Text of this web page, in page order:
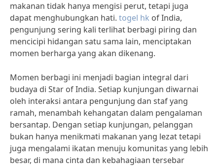
makanan tidak hanya mengisi perut, tetapi juga
dapat menghubungkan hati. togel hk of India,
pengunjung sering kali terlihat berbagi piring dan
mencicipi hidangan satu sama lain, menciptakan
momen berharga yang akan dikenang.
Momen berbagi ini menjadi bagian integral dari
budaya di Star of India. Setiap kunjungan diwarnai
oleh interaksi antara pengunjung dan staf yang
ramah, menambah kehangatan dalam pengalaman
bersantap. Dengan setiap kunjungan, pelanggan
bukan hanya menikmati makanan yang lezat tetapi
juga mengalami ikatan menuju komunitas yang lebih
besar, di mana cinta dan kebahagiaan tersebar